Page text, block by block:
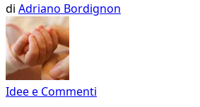
di Adriano Bordignon
Idee e Commenti